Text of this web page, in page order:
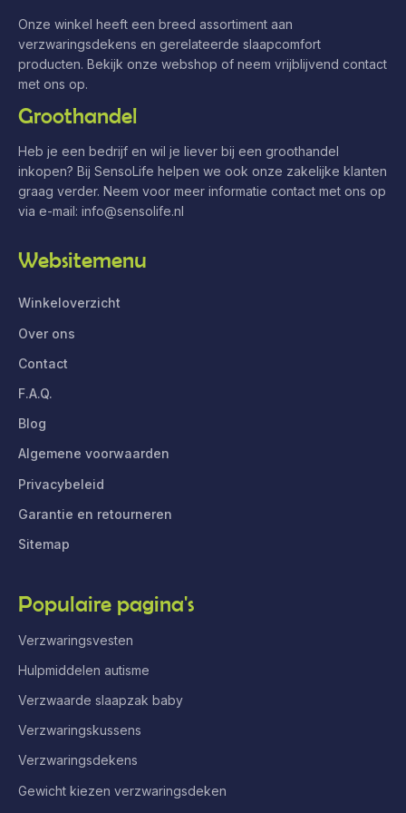
Onze winkel heeft een breed assortiment aan
verzwaringsdekens en gerelateerde slaapcomfort
producten. Bekijk onze webshop of neem vrijblijvend contact
met ons op.
Groothandel
Heb je een bedrijf en wil je liever bij een groothandel
inkopen? Bij SensoLife helpen we ook onze zakelijke klanten
graag verder. Neem voor meer informatie contact met ons op
via e-mail: info@sensolife.nl
Websitemenu
Winkeloverzicht
Over ons
Contact
F.A.Q.
Blog
Algemene voorwaarden
Privacybeleid
Garantie en retourneren
Sitemap
Populaire pagina's
Verzwaringsvesten
Hulpmiddelen autisme
Verzwaarde slaapzak baby
Verzwaringskussens
Verzwaringsdekens
Gewicht kiezen verzwaringsdeken